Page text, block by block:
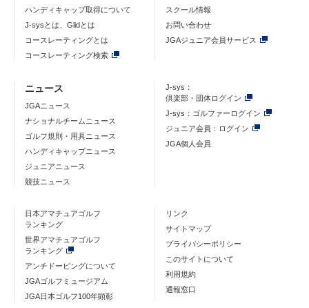
ハンディキャップ取得について
J-sysとは、Glidとは
コースレーティングとは
コースレーティング検索
スクール情報
お問い合わせ
JGAジュニア会員サービス
ニュース
JGAニュース
ナショナルチームニュース
ゴルフ規則・用具ニュース
ハンディキャップニュース
ジュニアニュース
競技ニュース
J-sys：
倶楽部・団体ログイン
J-sys：ゴルファーログイン
ジュニア会員：ログイン
JGA個人会員
日本アマチュアゴルフ
ランキング
世界アマチュアゴルフ
ランキング
アンチドーピングについて
JGAゴルフミュージアム
JGA日本ゴルフ100年顕彰
リンク
サイトマップ
プライバシーポリシー
このサイトについて
利用規約
通報窓口